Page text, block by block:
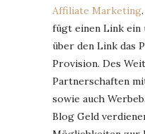
Affiliate Marketing
fügt einen Link ein
über den Link das
Provision. Des
Partnerschaften
sowie auch
Blog Geld